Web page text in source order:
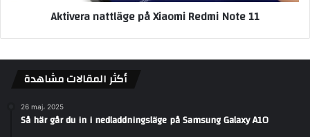
Aktivera nattläge på Xiaomi Redmi Note 11
أكثر المقالات مشاهدة
26 maj، 2025
Så här går du in i nedladdningsläge på Samsung Galaxy A10